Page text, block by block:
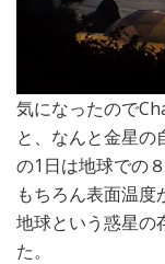
気になったので
と、なんと金星の
の1日は地球での
もちろん表面温
地球という惑星の
た。